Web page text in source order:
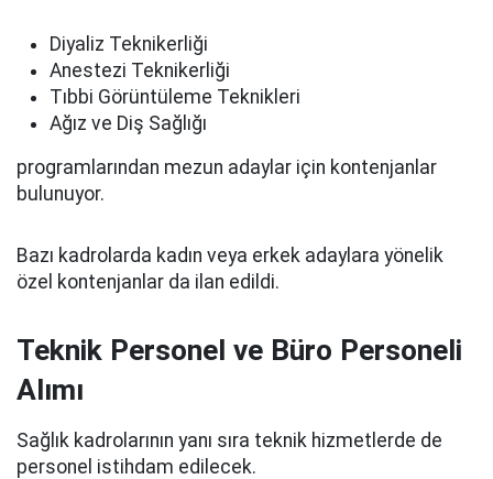
Diyaliz Teknikerliği
Anestezi Teknikerliği
Tıbbi Görüntüleme Teknikleri
Ağız ve Diş Sağlığı
programlarından mezun adaylar için kontenjanlar
bulunuyor.
Bazı kadrolarda kadın veya erkek adaylara yönelik
özel kontenjanlar da ilan edildi.
Teknik Personel ve Büro Personeli
Alımı
Sağlık kadrolarının yanı sıra teknik hizmetlerde de
personel istihdam edilecek.